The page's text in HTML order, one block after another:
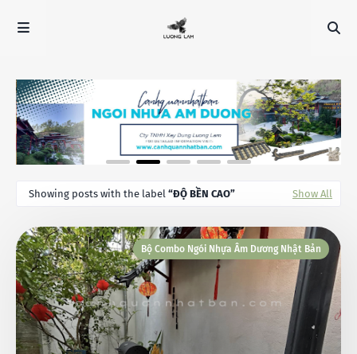
Showing posts with the label ĐỘ BỀN CAO Show All
Bộ Combo Ngói Nhựa Âm Dương Nhật Bản